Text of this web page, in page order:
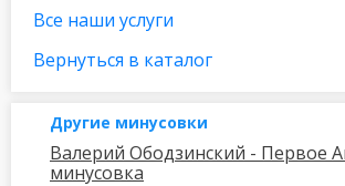
Все наши услуги
Вернуться в каталог
Другие минусовки
Валерий Ободзинский - Первое
минусовка